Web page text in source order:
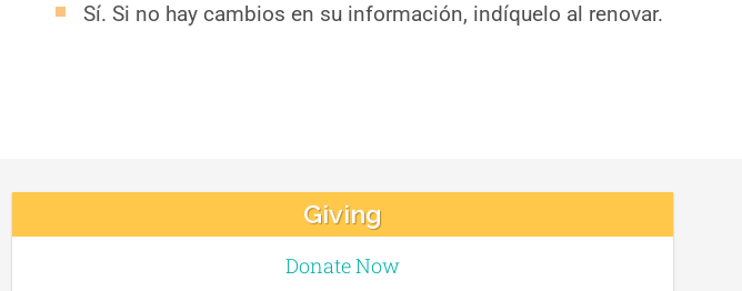
Sí. Si no hay cambios en su información, indíquelo al renovar.
Giving
Donate Now